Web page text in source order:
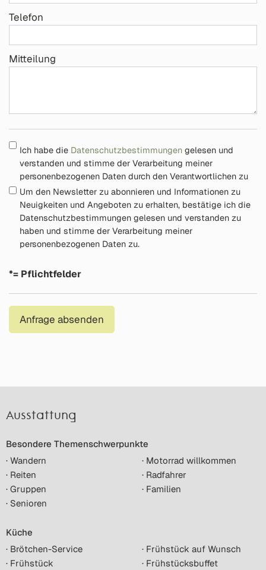
Telefon
Mitteilung
Ich habe die Datenschutzbestimmungen gelesen und
verstanden und stimme der Verarbeitung meiner
personenbezogenen Daten durch den Verantwortlichen zu
Um den Newsletter zu abonnieren und Informationen zu
Neuigkeiten und Angeboten zu erhalten, bestätige ich die
Datenschutzbestimmungen gelesen und verstanden zu
haben und stimme der Verarbeitung meiner
personenbezogenen Daten zu.
*= Pflichtfelder
Anfrage absenden
Ausstattung
Besondere Themenschwerpunkte
· Wandern
· Motorrad willkommen
· Reiten
· Radfahrer
· Gruppen
· Familien
· Senioren
Küche
· Brötchen-Service
· Frühstück auf Wunsch
· Frühstück
· Frühstücksbuffet